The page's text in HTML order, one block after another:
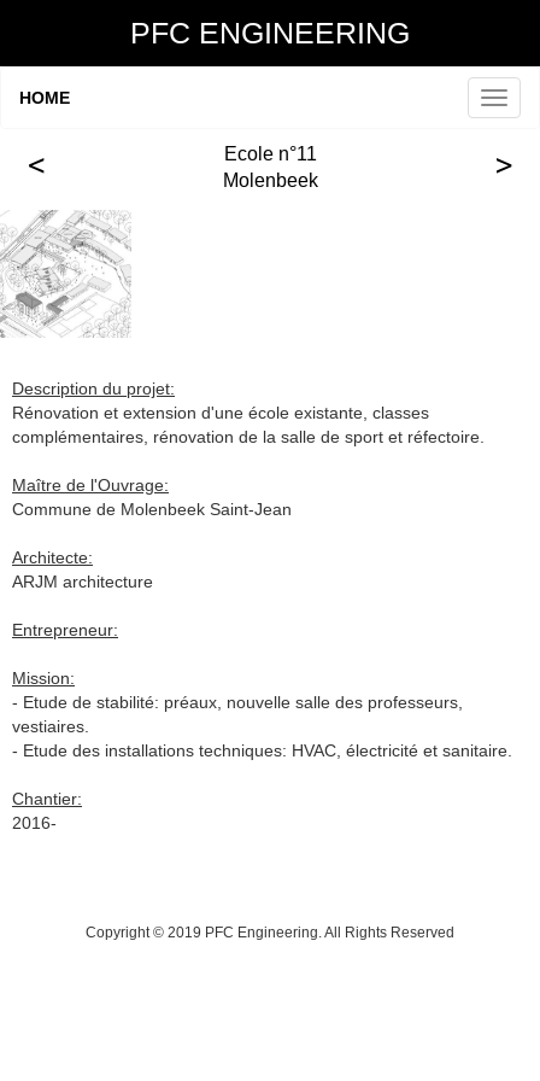
PFC ENGINEERING
HOME
Ecole n°11
Molenbeek
Description du projet:
Rénovation et extension d'une école existante, classes
complémentaires, rénovation de la salle de sport et réfectoire.
Maître de l'Ouvrage:
Commune de Molenbeek Saint-Jean
Architecte:
ARJM architecture
Entrepreneur:
Mission:
- Etude de stabilité: préaux, nouvelle salle des professeurs,
vestiaires.
- Etude des installations techniques: HVAC, électricité et sanitaire.
Chantier:
2016-
Copyright © 2019 PFC Engineering. All Rights Reserved